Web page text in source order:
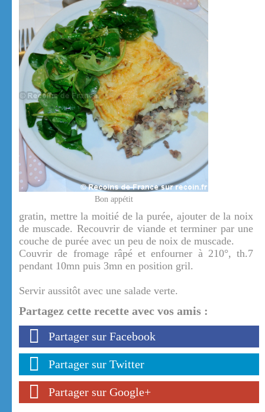
Bon appétit
gratin, mettre la moitié de la purée, ajouter de la noix
de muscade. Recouvrir de viande et terminer par une
couche de purée avec un peu de noix de muscade.
Couvrir de fromage râpé et enfourner à 210°, th.7
pendant 10mn puis 3mn en position gril.
Servir aussitôt avec une salade verte.
Partagez cette recette avec vos amis :
Partager sur Facebook
Partager sur Twitter
Partager sur Google+